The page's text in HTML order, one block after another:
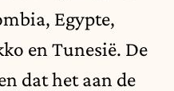
Egypte,
en Tunesië. De
dat het aan de